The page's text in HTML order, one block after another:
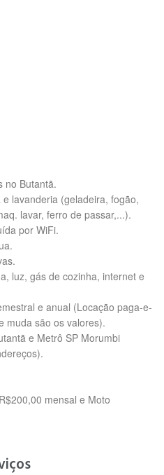
no Butantã.
lavanderia (geladeira, fogão,
lavar, ferro de passar,...).
por WiFi.
luz, gás de cozinha, internet e
e anual (Locação paga-e-
muda são os valores).
e Metrô SP Morumbi
mensal e Moto